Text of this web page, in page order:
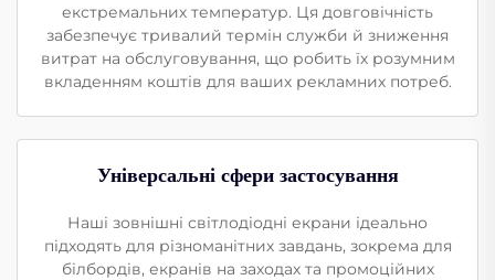
екстремальних температур. Ця довговічність
забезпечує тривалий термін служби й зниження
витрат на обслуговування, що робить їх розумним
вкладенням коштів для ваших рекламних потреб.
Універсальні сфери застосування
Наші зовнішні світлодіодні екрани ідеально
підходять для різноманітних завдань, зокрема для
білбордів, екранів на заходах та промоційних